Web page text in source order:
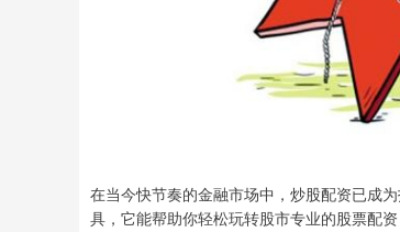
在当今快节奏的金融市场中，炒股配资已成
具，它能帮助你轻松玩转股市专业的股票配资